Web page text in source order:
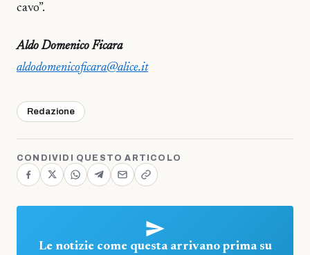
cavo”.
Aldo Domenico Ficara
aldodomenicoficara@alice.it
Redazione
CONDIVIDI QUESTO ARTICOLO
Le notizie come questa arrivano prima su